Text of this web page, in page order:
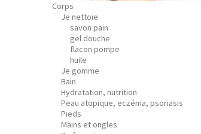
Corps
Je nettoie
savon pain
gel douche
flacon pompe
huile
Je gomme
Bain
Hydratation, nutrition
Peau atopique, eczéma, psoriasis
Pieds
Mains et ongles